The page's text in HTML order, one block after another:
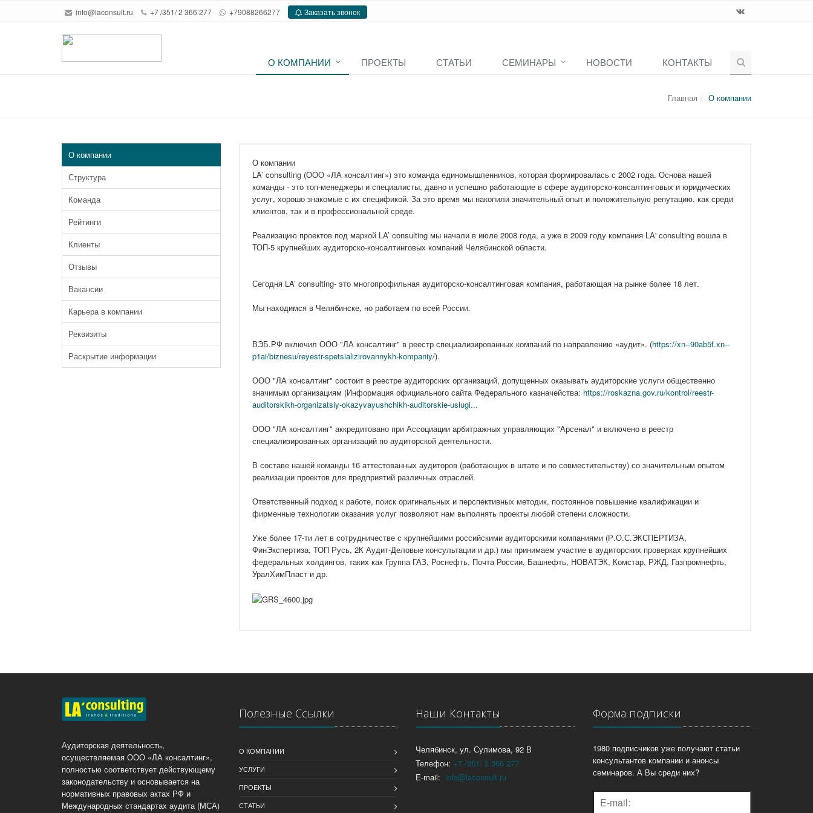
info@laconsult.ru +7 /351/ 2 366 277 +79088266277 Заказать звонок
О КОМПАНИИ ПРОЕКТЫ СТАТЬИ СЕМИНАРЫ НОВОСТИ КОНТАКТЫ
Главная О компании
О компании
Структура
Команда
Рейтинги
Клиенты
Отзывы
Вакансии
Карьера в компании
Реквизиты
Раскрытие информации
О компании
LA’ consulting (ООО «ЛА консалтинг») это команда единомышленников, которая формировалась с 2002 года. Основа нашей
команды - это топ-менеджеры и специалисты, давно и успешно работающие в сфере аудиторско-консалтинговых и юридических
услуг, хорошо знакомые с их спецификой. За это время мы накопили значительный опыт и положительную репутацию, как среди
клиентов, так и в профессиональной среде.
Реализацию проектов под маркой LA’ consulting мы начали в июле 2008 года, а уже в 2009 году компания LA' consulting вошла в
ТОП-5 крупнейших аудиторско-консалтинговых компаний Челябинской области.
Сегодня LA’ consulting- это многопрофильная аудиторско-консалтинговая компания, работающая на рынке более 18 лет.
Мы находимся в Челябинске, но работаем по всей России.
ВЭБ.РФ включил ООО "ЛА консалтинг" в реестр специализированных компаний по направлению «аудит». (https://xn--90ab5f.xn--
p1ai/biznesu/reyestr-spetsializirovannykh-kompaniy/).
ООО "ЛА консалтинг" состоит в реестре аудиторских организаций, допущенных оказывать аудиторские услуги общественно
значимым организациям (Информация официального сайта Федерального казначейства: https://roskazna.gov.ru/kontrol/reestr-
auditorskikh-organizatsiy-okazyvayushchikh-auditorskie-uslugi...
ООО "ЛА консалтинг" аккредитовано при Ассоциации арбитражных управляющих "Арсенал" и включено в реестр
специализированных организаций по аудиторской деятельности.
В составе нашей команды 16 аттестованных аудиторов (работающих в штате и по совместительству) со значительным опытом
реализации проектов для предприятий различных отраслей.
Ответственный подход к работе, поиск оригинальных и перспективных методик, постоянное повышение квалификации и
фирменные технологии оказания услуг позволяют нам выполнять проекты любой степени сложности.
Уже более 17-ти лет в сотрудничестве с крупнейшими российскими аудиторскими компаниями (Р.О.С.ЭКСПЕРТИЗА,
ФинЭкспертиза, ТОП Русь, 2К Аудит-Деловые консультации и др.) мы принимаем участие в аудиторских проверках крупнейших
федеральных холдингов, таких как Группа ГАЗ, Роснефть, Почта России, Башнефть, НОВАТЭК, Комстар, РЖД, Газпромнефть,
УралХимПласт и др.
Аудиторская деятельность,
осуществляемая ООО «ЛА консалтинг»,
полностью соответствует действующему
законодательству и основывается на
нормативных правовых актах РФ и
Международных стандартах аудита (МСА)
Полезные Ссылки
О КОМПАНИИ
УСЛУГИ
ПРОЕКТЫ
СТАТЬИ
Наши Контакты
Челябинск, ул. Сулимова, 92 В
Телефон: +7 /351/ 2 366 277
E-mail: info@laconsult.ru
Форма подписки
1980 подписчиков уже получают статьи
консультантов компании и анонсы
семинаров. А Вы среди них?